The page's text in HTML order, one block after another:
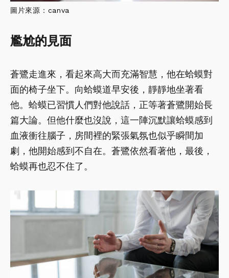
圖片來源： canva
尷尬的見面
蒼鷺走進來，看起來高大而充滿智慧，他在蛤蟆對
面的椅子坐下。向蛤蟆道早安後，靜靜地坐著看
他。蛤蟆已習慣人們對他說話，正等著蒼鷺開始長
篇大論。但他什麼也沒說，這一陣沉默讓蛤蟆感到
血液衝往腦子，房間裡的緊張氣氛也似乎瞬間加
劇，他開始感到不自在。蒼鷺依然看著他，最後，
蛤蟆再也忍不住了。